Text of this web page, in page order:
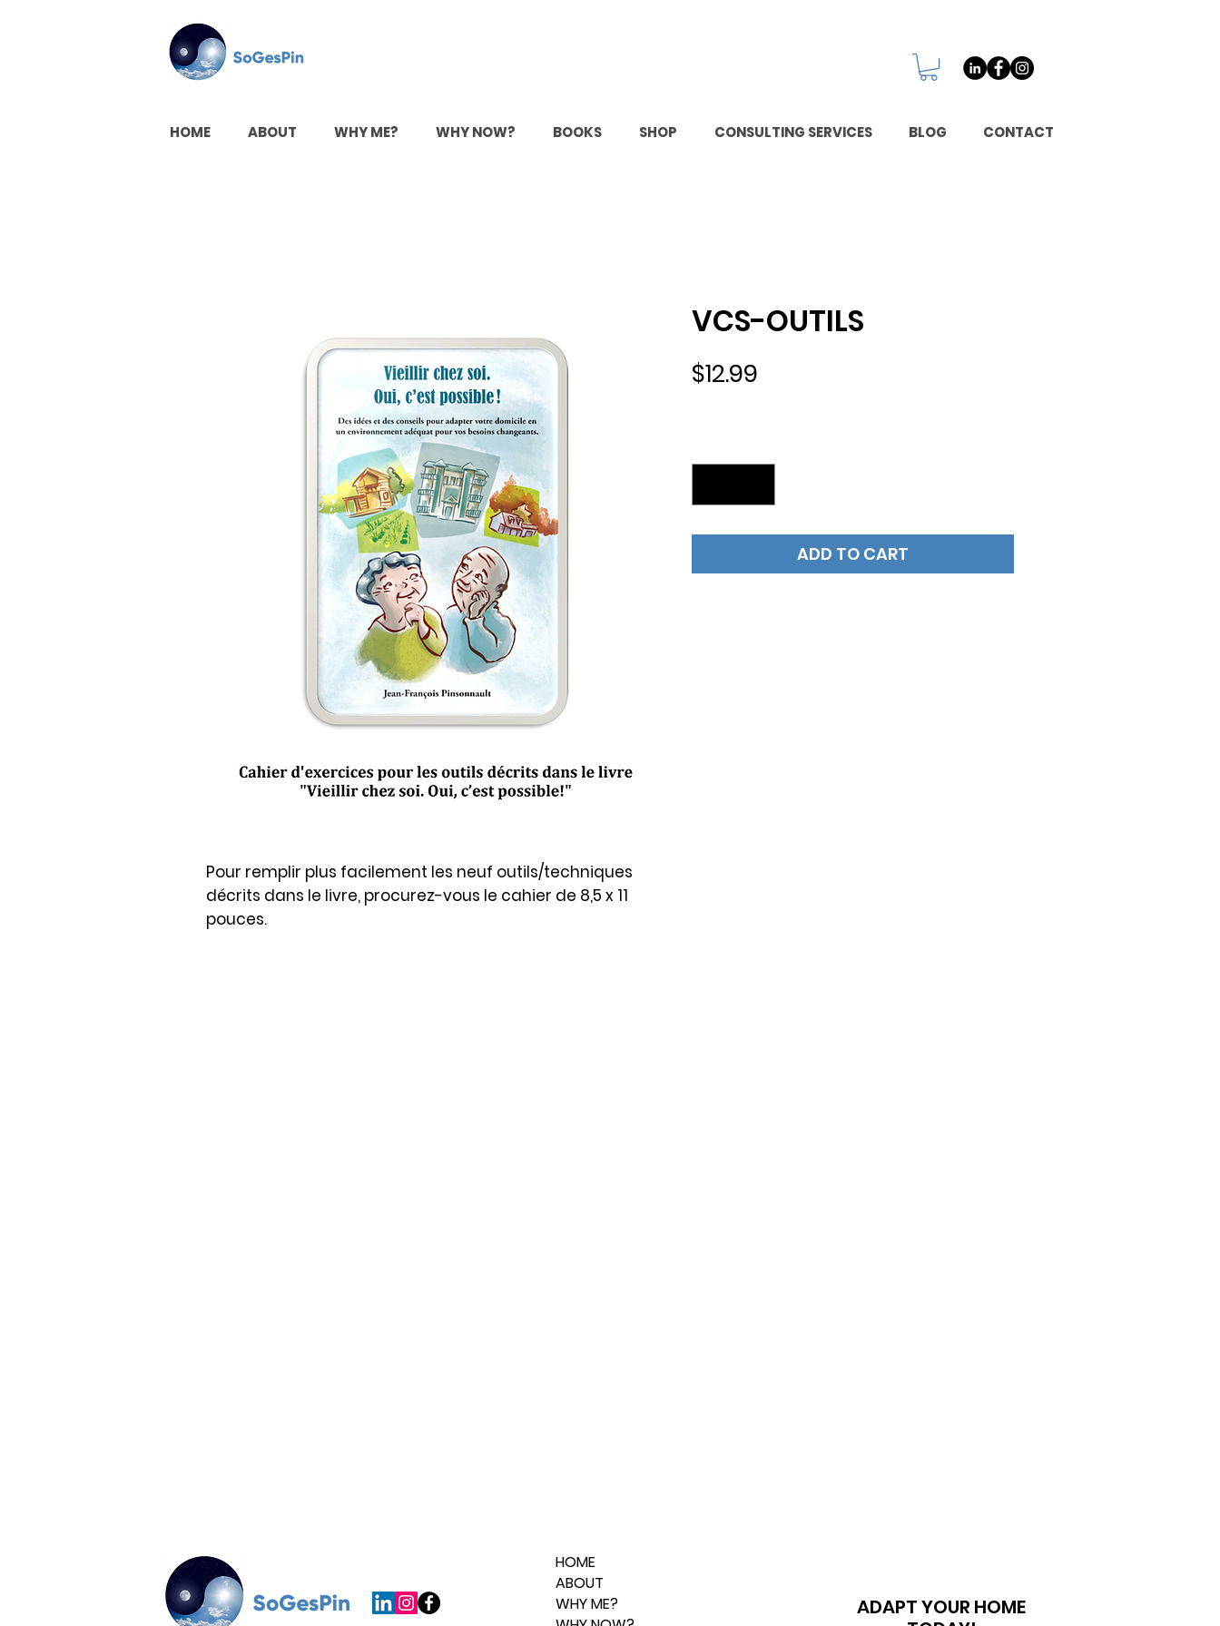
HOME ABOUT WHY ME? WHY NOW? BOOKS SHOP CONSULTING SERVICES BLOG CONTACT
Pour remplir plus facilement les neuf outils/techniques
décrits dans le livre, procurez-vous le cahier de 8,5 x 11
pouces.
VCS-OUTILS
$12.99
ADD TO CART
HOME
ABOUT
WHY ME?
ADAPT YOUR HOME